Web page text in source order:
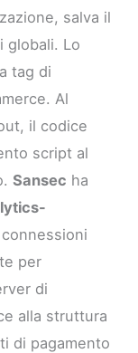
salva il
globali. Lo
tag di
Al
il codice
script al
Sansec ha
per
di
alla struttura
di pagamento